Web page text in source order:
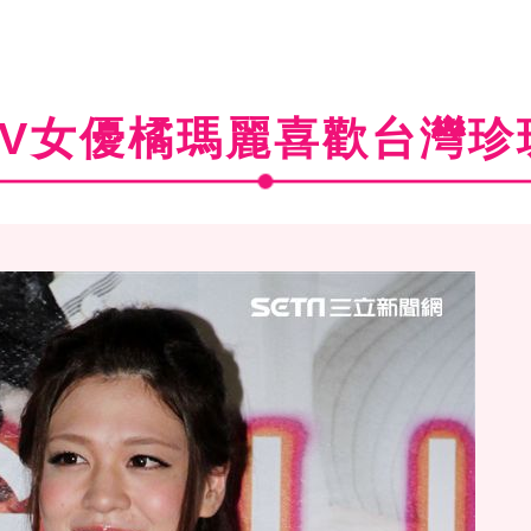
女優橘瑪麗喜歡台灣珍